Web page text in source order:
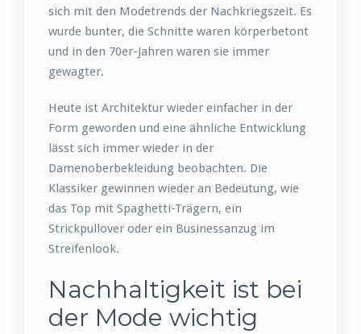
sich mit den Modetrends der Nachkriegszeit. Es
wurde bunter, die Schnitte waren körperbetont
und in den 70er-Jahren waren sie immer
gewagter.
Heute ist Architektur wieder einfacher in der
Form geworden und eine ähnliche Entwicklung
lässt sich immer wieder in der
Damenoberbekleidung beobachten. Die
Klassiker gewinnen wieder an Bedeutung, wie
das Top mit Spaghetti-Trägern, ein
Strickpullover oder ein Businessanzug im
Streifenlook.
Nachhaltigkeit ist bei
der Mode wichtig